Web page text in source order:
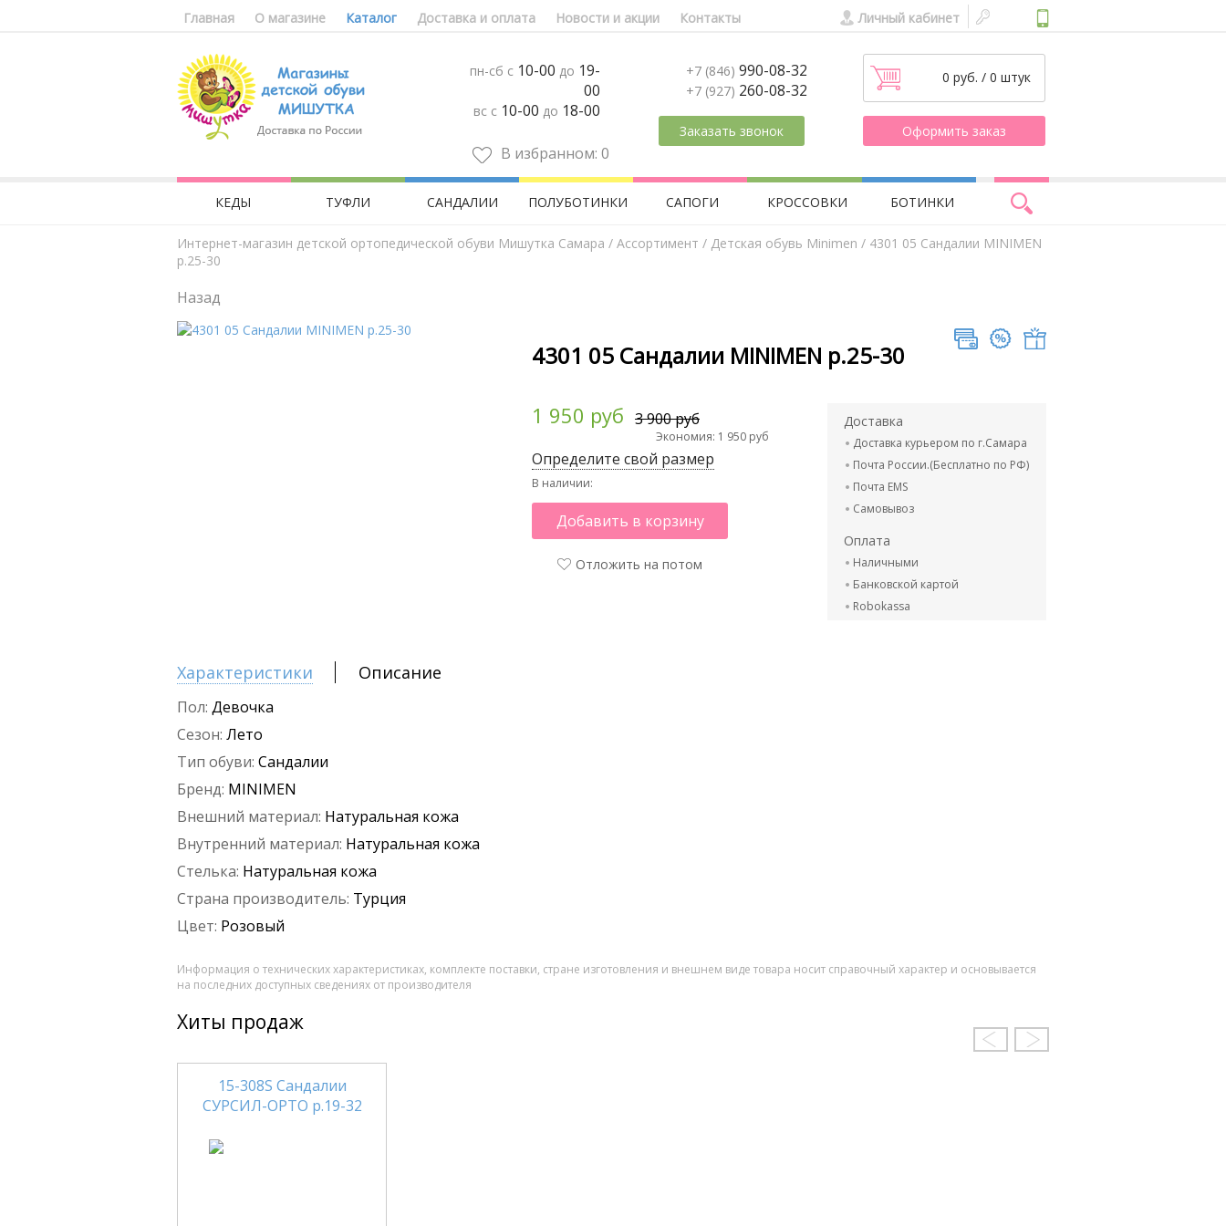
Главная О магазине Каталог Доставка и оплата Новости и акции Контакты Личный кабинет
пн-сб с 10-00 до 19-
00
вс с 10-00 до 18-00
В избранном: 0
+7 (846) 990-08-32
+7 (927) 260-08-32
Заказать звонок
0 руб. / 0 штук
Оформить заказ
КЕДЫ ТУФЛИ САНДАЛИИ ПОЛУБОТИНКИ САПОГИ КРОССОВКИ БОТИНКИ
Интернет-магазин детской ортопедической обуви Мишутка Самара / Aссортимент / Детская обувь Minimen / 4301 05 Сандалии MINIMEN
р.25-30
Назад
4301 05 Сандалии MINIMEN р.25-30
1 950 руб 3 900 руб
Экономия: 1 950 руб
Определите свой размер
В наличии:
Добавить в корзину
Отложить на потом
Доставка
Доставка курьером по г.Самара
Почта России.(Бесплатно по РФ)
Почта EMS
Самовывоз
Оплата
Наличными
Банковской картой
Robokassa
Характеристики Описание
Пол: Девочка
Сезон: Лето
Тип обуви: Сандалии
Бренд: MINIMEN
Внешний материал: Натуральная кожа
Внутренний материал: Натуральная кожа
Стелька: Натуральная кожа
Страна производитель: Турция
Цвет: Розовый
Информация о технических характеристиках, комплекте поставки, стране изготовления и внешнем виде товара носит справочный характер и основывается
на последних доступных сведениях от производителя
Хиты продаж
15-308S Сандалии
СУРСИЛ-ОРТО р.19-32